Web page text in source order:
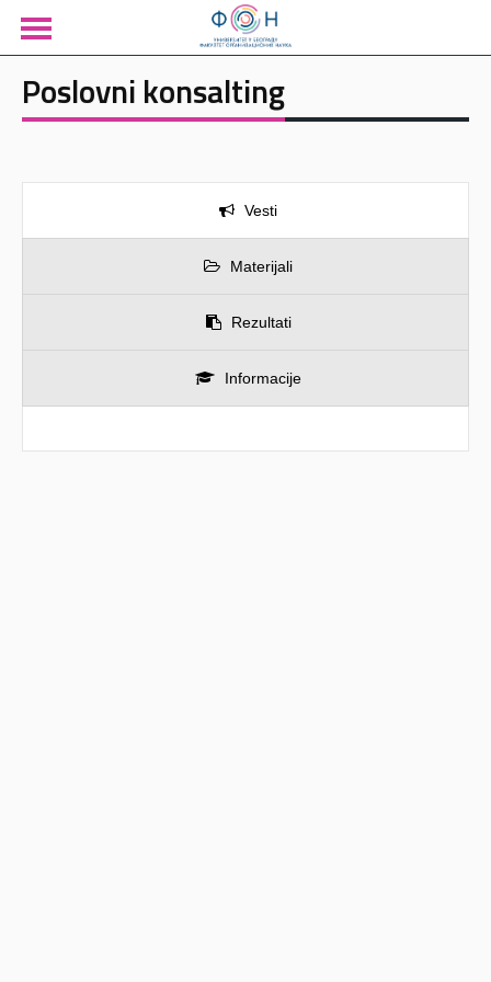
Poslovni konsalting
Vesti
Materijali
Rezultati
Informacije